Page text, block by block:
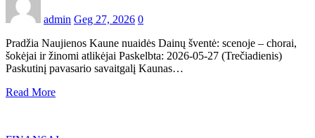
admin Geg 27, 2026 0
Pradžia Naujienos Kaune nuaidės Dainų šventė: scenoje – chorai,
šokėjai ir žinomi atlikėjai Paskelbta: 2026-05-27 (Trečiadienis)
Paskutinį pavasario savaitgalį Kaunas…
Read More